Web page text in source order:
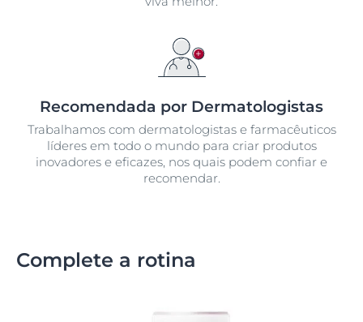
Recomendada por Dermatologistas
Trabalhamos com dermatologistas e farmacêuticos
líderes em todo o mundo para criar produtos
inovadores e eficazes, nos quais podem confiar e
recomendar.
Complete a rotina